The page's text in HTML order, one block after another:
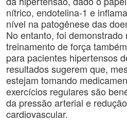
nítrico, endotelina-1 e
nível na patogênese das
No entanto, foi demonstrado
treinamento de força
para pacientes hipertensos
resultados sugerem que,
estejam tomando
exercícios regulares são
da pressão arterial e
cardiovascular.